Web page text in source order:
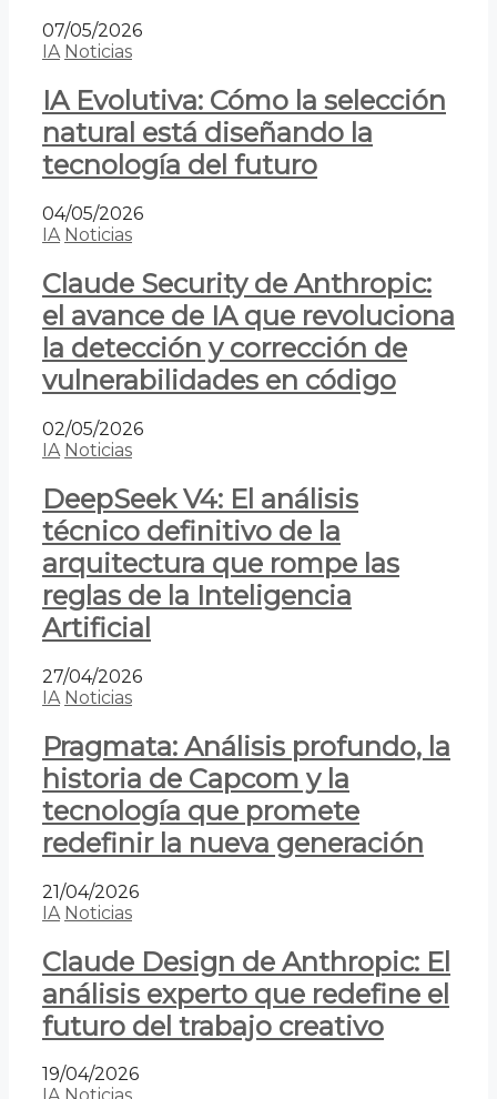
07/05/2026
IA Noticias
IA Evolutiva: Cómo la selección
natural está diseñando la
tecnología del futuro
04/05/2026
IA Noticias
Claude Security de Anthropic:
el avance de IA que revoluciona
la detección y corrección de
vulnerabilidades en código
02/05/2026
IA Noticias
DeepSeek V4: El análisis
técnico definitivo de la
arquitectura que rompe las
reglas de la Inteligencia
Artificial
27/04/2026
IA Noticias
Pragmata: Análisis profundo, la
historia de Capcom y la
tecnología que promete
redefinir la nueva generación
21/04/2026
IA Noticias
Claude Design de Anthropic: El
análisis experto que redefine el
futuro del trabajo creativo
19/04/2026